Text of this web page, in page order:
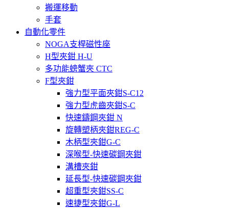
搬運移動
手套
自動化零件
NOGA支桿磁性座
H型夾鉗 H-U
多功能螃蟹夾 CTC
F型夾鉗
強力型平面夾鉗S-C12
強力型虎齒夾鉗S-C
快速鑄鋼夾鉗 N
旋轉塑柄夾鉗REG-C
木柄型夾鉗G-C
深喉型-快速碳鋼夾鉗
溝槽夾鉗
延長型-快速碳鋼夾鉗
超重型夾鉗SS-C
速捷型夾鉗G-L